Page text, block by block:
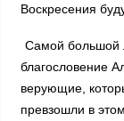
Воскресения
Самой большой
благословение
верующие,
превзошли в